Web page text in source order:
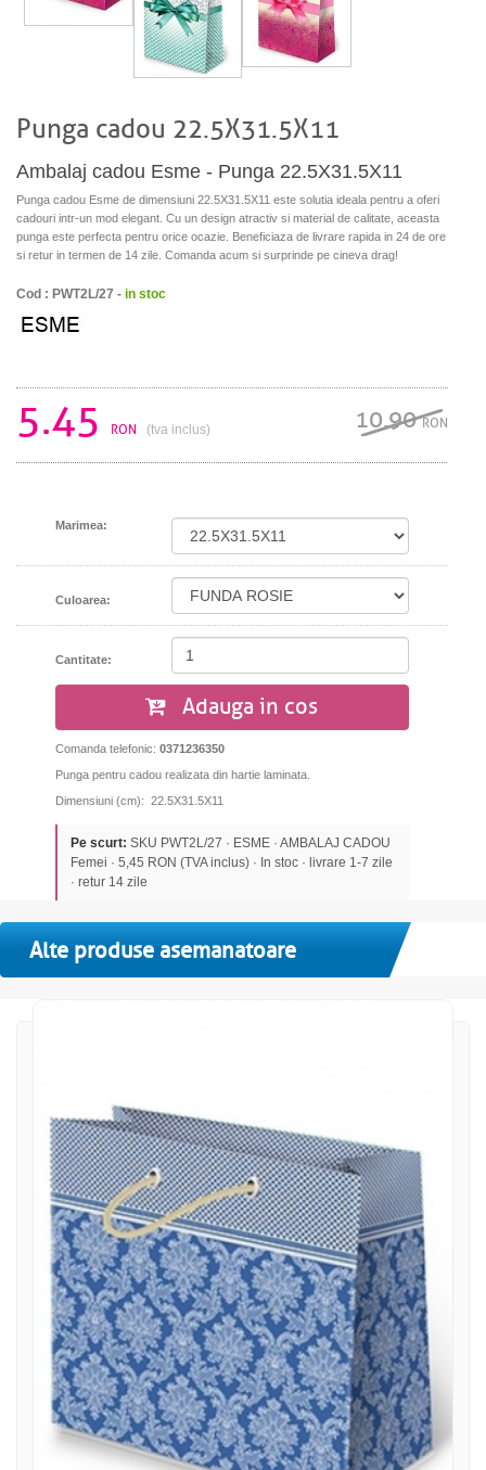
Punga cadou 22.5X31.5X11
Ambalaj cadou Esme - Punga 22.5X31.5X11
Punga cadou Esme de dimensiuni 22.5X31.5X11 este solutia ideala pentru a oferi
cadouri intr-un mod elegant. Cu un design atractiv si material de calitate, aceasta
punga este perfecta pentru orice ocazie. Beneficiaza de livrare rapida in 24 de ore
si retur in termen de 14 zile. Comanda acum si surprinde pe cineva drag!
Cod : PWT2L/27 - in stoc
5.45 RON (tva inclus) 10.90RON
Marimea:
Culoarea:
Cantitate:
Adauga in cos
Comanda telefonic: 0371236350
Punga pentru cadou realizata din hartie laminata.
Dimensiuni (cm): 22.5X31.5X11
Pe scurt: SKU PWT2L/27 · ESME · AMBALAJ CADOU
Femei · 5,45 RON (TVA inclus) · In stoc · livrare 1-7 zile
· retur 14 zile
Alte produse asemanatoare